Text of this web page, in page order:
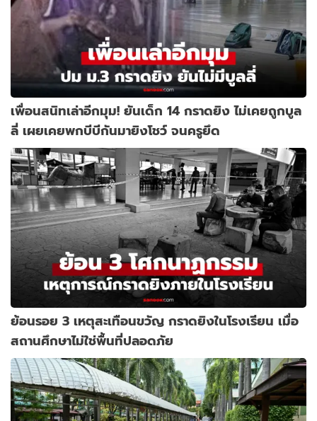
เพื่อนสนิทเล่าอีกมุม! ยันเด็ก 14 กราดยิง ไม่เคยถูกบูล
ลี่ เผยเคยพกบีบีกันมายิงโชว์ จนครูยึด
ย้อนรอย 3 เหตุสะเทือนขวัญ กราดยิงในโรงเรียน เมื่อ
สถานศึกษาไม่ใช่พื้นที่ปลอดภัย